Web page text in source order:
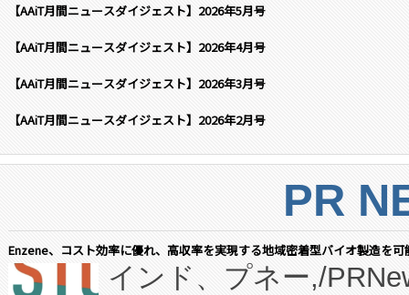
【AAiT月間ニュースダイジェスト】2026年5月号
【AAiT月間ニュースダイジェスト】2026年4月号
【AAiT月間ニュースダイジェスト】2026年3月号
【AAiT月間ニュースダイジェスト】2026年2月号
PR
Enzene、コスト効率に優れ、高収率を実現する地域密着型バイオ製造を
インド、プネー,/